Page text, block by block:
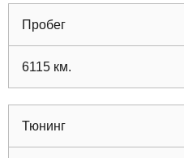
Пробег
6115 км.
Тюнинг